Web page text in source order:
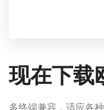
现在下载
多终端兼容，适应各种